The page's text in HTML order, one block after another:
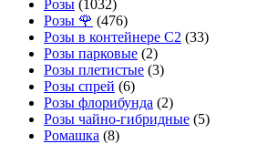
Розы (1032)
Розы 🌹 (476)
Розы в контейнере С2 (33)
Розы парковые (2)
Розы плетистые (3)
Розы спрей (6)
Розы флорибунда (2)
Розы чайно-гибридные (5)
Ромашка (8)